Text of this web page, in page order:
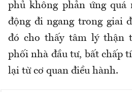
phủ không phản ứng quá
động đi ngang trong giai
đó cho thấy tâm lý thận
phối nhà đầu tư, bất chấp
lại từ cơ quan điều hành.